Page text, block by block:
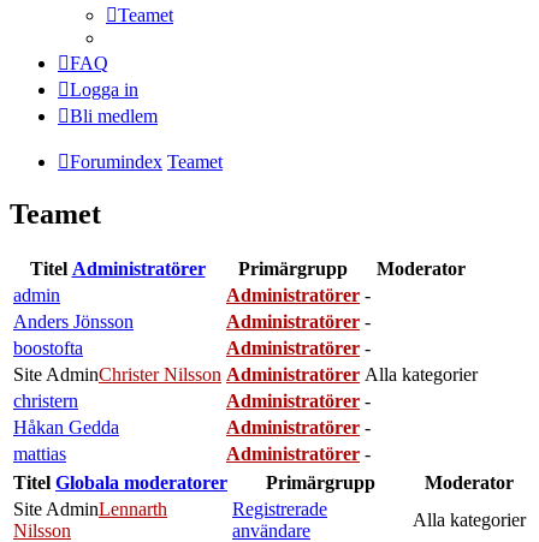
Teamet
FAQ
Logga in
Bli medlem
Forumindex Teamet
Teamet
Titel Administratörer Primärgrupp
Moderator
admin
Administratörer -
Anders Jönsson
Administratörer -
boostofta
Administratörer -
Site AdminChrister Nilsson Administratörer Alla kategorier
christern
Administratörer -
Håkan Gedda
Administratörer -
mattias
Administratörer -
Titel Globala moderatorer Primärgrupp
Moderator
Site AdminLennarth
Nilsson
Registrerade
användare
Alla kategorier